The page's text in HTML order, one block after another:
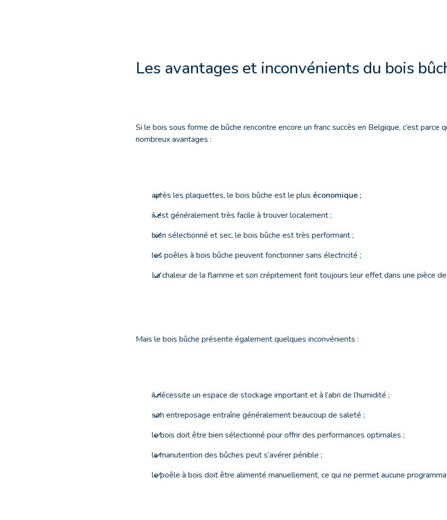
Les avantages et inconvénients du bois
Si le bois sous forme de bûche rencontre encore un franc succès en Belgique, c’est parce
nombreux avantages :
après les plaquettes, le bois bûche est le plus économique ;
il est généralement très facile à trouver localement ;
bien sélectionné et sec, le bois bûche est très performant ;
les poêles à bois bûche peuvent fonctionner sans électricité ;
La chaleur de la flamme et son crépitement font toujours leur effet dans une pièce
Mais le bois bûche présente également quelques inconvénients :
il nécessite un espace de stockage important et à l’abri de l’humidité ;
son entreposage entraîne généralement beaucoup de saleté ;
le bois doit être bien sélectionné pour offrir des performances optimales ;
la manutention des bûches peut s’avérer pénible ;
le poêle à bois doit être alimenté manuellement, ce qui ne permet aucune